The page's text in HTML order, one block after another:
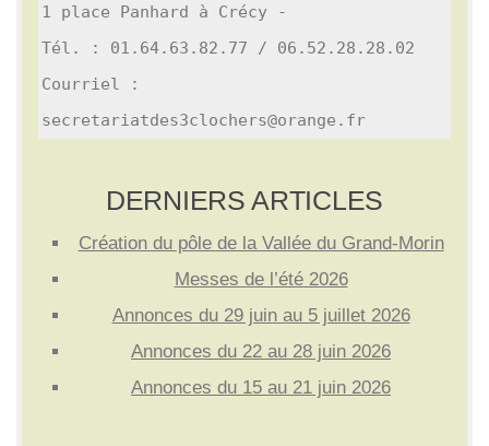
1 place Panhard à Crécy -
Tél. : 01.64.63.82.77 / 06.52.28.28.02
Courriel :
secretariatdes3clochers@orange.fr
DERNIERS ARTICLES
Création du pôle de la Vallée du Grand-Morin
Messes de l’été 2026
Annonces du 29 juin au 5 juillet 2026
Annonces du 22 au 28 juin 2026
Annonces du 15 au 21 juin 2026